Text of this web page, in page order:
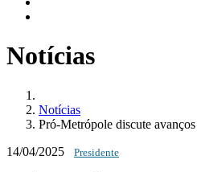
Notícias
Notícias
Pró-Metrópole discute
14/04/2025 Presidente